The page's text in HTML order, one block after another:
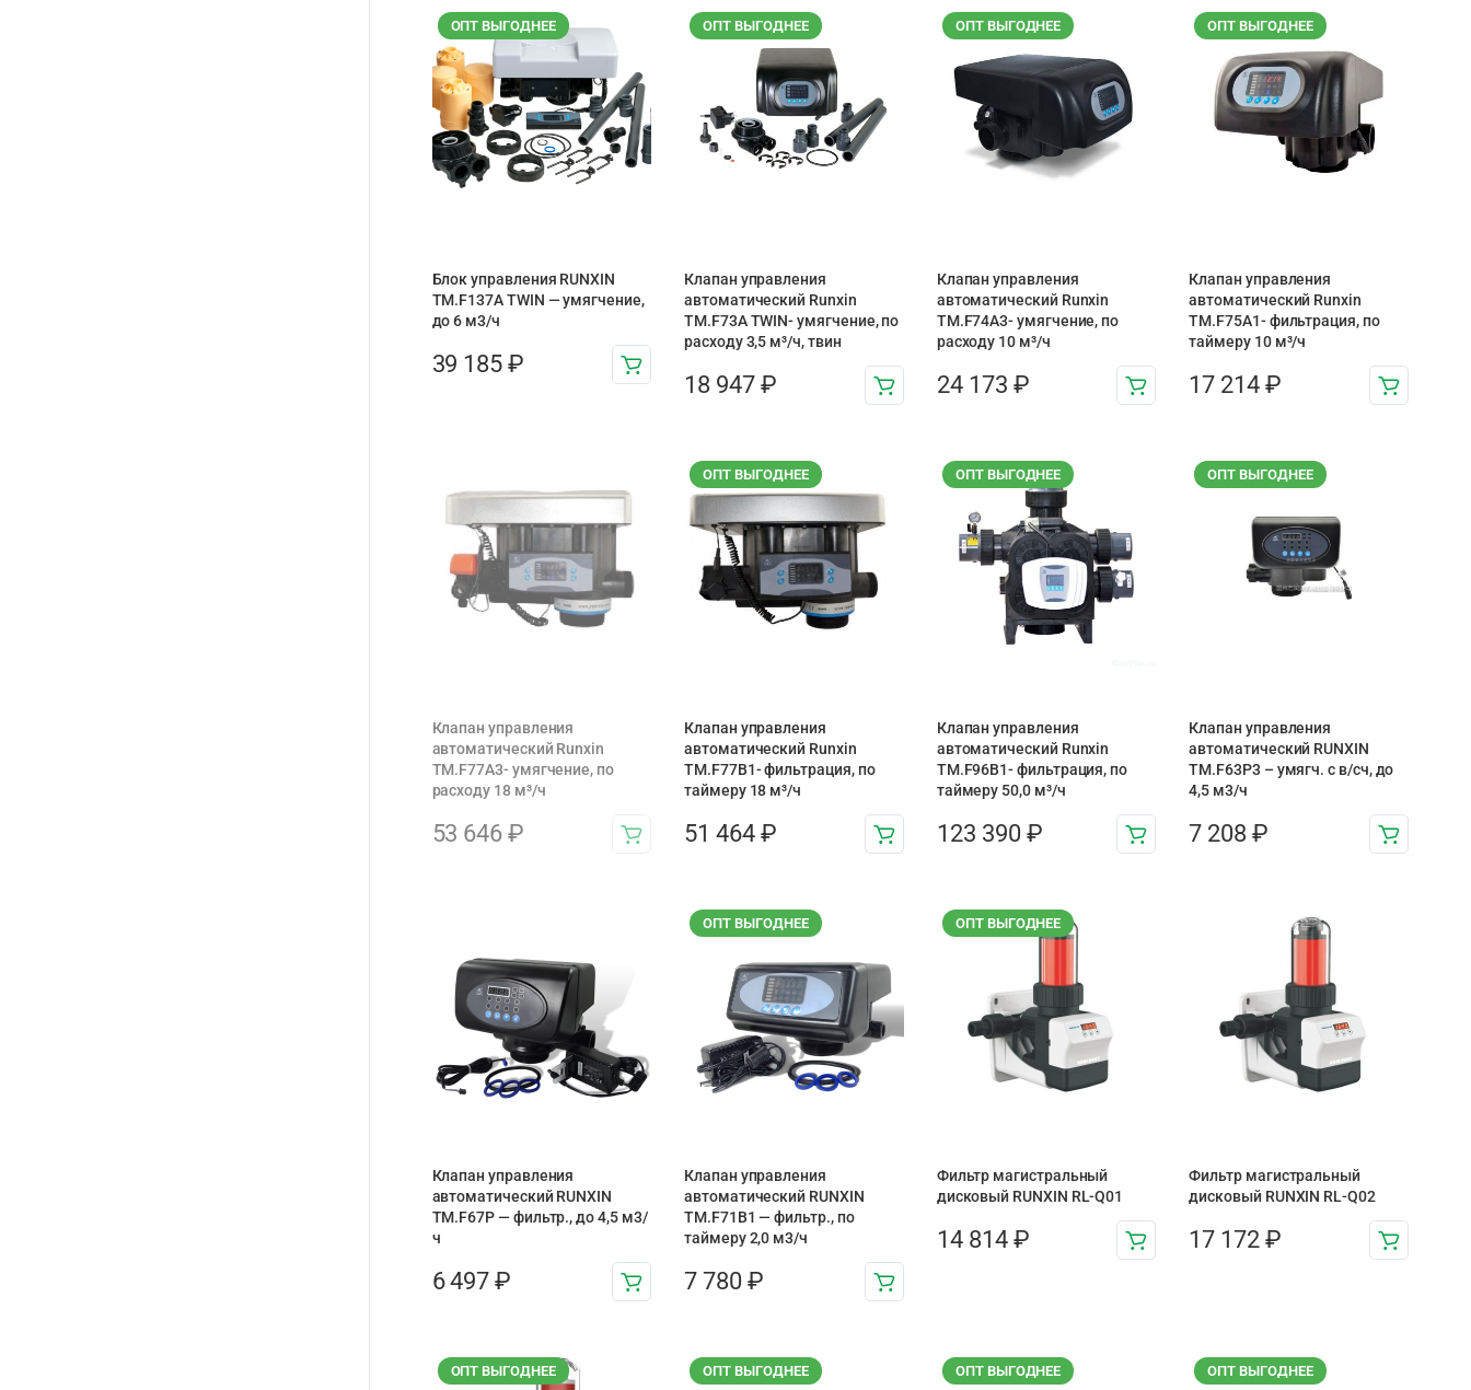
ОПТ ВЫГОДНЕЕ
Блок управления RUNXIN
TM.F137A TWIN — умягчение,
до 6 м3/ч
39 185₽
ОПТ ВЫГОДНЕЕ
Клапан управления
автоматический Runxin
TM.F73A TWIN- умягчение, по
расходу 3,5 м³/ч, твин
18 947 ₽
ОПТ ВЫГОДНЕЕ
Клапан управления
автоматический Runxin
TM.F74A3- умягчение, по
расходу 10 м³/ч
24 173 ₽
ОПТ ВЫГОДНЕЕ
Клапан управления
автоматический Runxin
TM.F75A1- фильтрация, по
таймеру 10 м³/ч
17 214₽
Клапан управления
автоматический Runxin
TM.F77A3- умягчение, по
расходу 18 м³/ч
53 646₽
ОПТ ВЫГОДНЕЕ
Клапан управления
автоматический Runxin
TM.F77B1- фильтрация, по
таймеру 18 м³/ч
51 464 ₽
ОПТ ВЫГОДНЕЕ
Клапан управления
автоматический Runxin
TM.F96B1- фильтрация, по
таймеру 50,0 м³/ч
123 390 ₽
ОПТ ВЫГОДНЕЕ
Клапан управления
автоматический RUNXIN
TM.F63P3 – умягч. с в/сч, до
4,5 м3/ч
7 208₽
Клапан управления
автоматический RUNXIN
TM.F67P — фильтр., до 4,5 м3/
ч
6 497₽
ОПТ ВЫГОДНЕЕ
Клапан управления
автоматический RUNXIN
TM.F71B1 — фильтр., по
таймеру 2,0 м3/ч
7 780 ₽
ОПТ ВЫГОДНЕЕ
Фильтр магистральный
дисковый RUNXIN RL-Q01
14 814 ₽
Фильтр магистральный
дисковый RUNXIN RL-Q02
17 172₽
ОПТ ВЫГОДНЕЕ ОПТ ВЫГОДНЕЕ ОПТ ВЫГОДНЕЕ ОПТ ВЫГОДНЕЕ